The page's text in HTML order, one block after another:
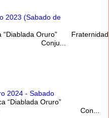
2023 (Sabado de
“Diablada Oruro” Fraternidad
Conju...
2024 - Sabado
“Diablada Oruro”
“Los Incas” Con...